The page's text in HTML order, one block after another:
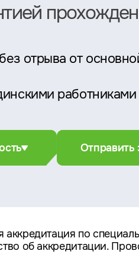
отрыва от
Отправить
аккредитация по
об аккредитации.